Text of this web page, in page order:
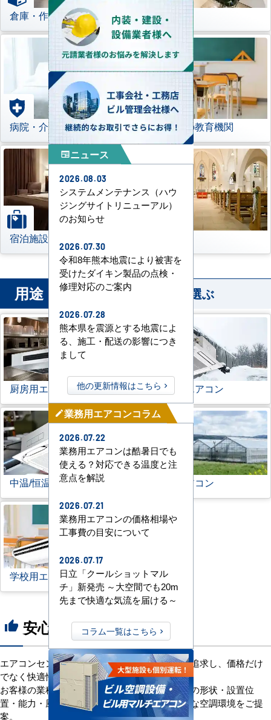
倉庫・作業場 理美容室
病院・介護施設 学校などの教育機関
宿泊施設
用途 から業務用エアコンを選ぶ
厨房用エアコン 寒冷地用エアコン
中温/恒温用エアコン 農業用エアコン
学校用エアコン
thumb_up 安心の8つのポイント
エアコンセンターACは、「格安＋α」の価値を追求し、価格だけ
でなく快適性と機能性にもこだわっています。
お客様の業種や施設の形態に合わせて、室内機の形状・設置位
置・能力・風向きなどを総合的に検討し、最適な空調環境をご提
案。
newspaperニュース
2026.08.03
システムメンテナンス（ハウ
ジングサイトリニューアル）
のお知らせ
2026.07.30
令和8年熊本地震により被害を
受けたダイキン製品の点検・
修理対応のご案内
2026.07.28
熊本県を震源とする地震によ
る、施工・配送の影響につき
まして
他の更新情報はこちら
mode_edit業務用エアコンコラム
2026.07.22
業務用エアコンは酷暑日でも
使える？対応できる温度と注
意点を解説
2026.07.21
業務用エアコンの価格相場や
工事費の目安について
2026.07.17
日立「クールショットマル
チ」新発売 ～大空間でも20m
先まで快適な気流を届ける～
コラム一覧はこちら